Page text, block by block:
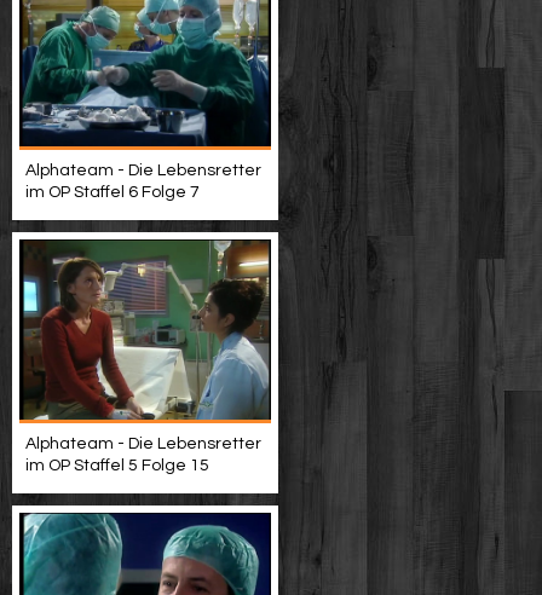
Alphateam - Die Lebensretter
im OP Staffel 6 Folge 7
Alphateam - Die Lebensretter
im OP Staffel 5 Folge 15